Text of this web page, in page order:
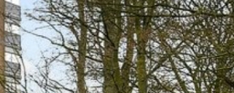
bemiddelingsvergoeding?